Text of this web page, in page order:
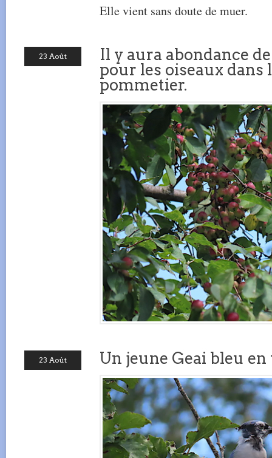
Elle vient sans doute de muer.
23 Août
Il y aura abondance
pour les oiseaux dans
pommetier.
23 Août Un jeune Geai bleu